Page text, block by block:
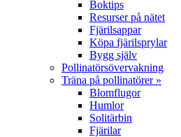
Boktips
Resurser på nätet
Fjärilsappar
Köpa fjärilsprylar
Bygg själv
Pollinatörsövervakning
Träna på pollinatörer»
Blomflugor
Humlor
Solitärbin
Fjärilar